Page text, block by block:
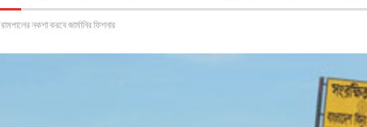
রামপালের নকশা করবে জার্মানির ফিশনার